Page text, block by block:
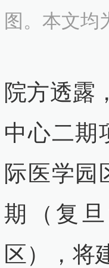
图。本文均
院方透露
中心二期
际医学园
期（复
区），将